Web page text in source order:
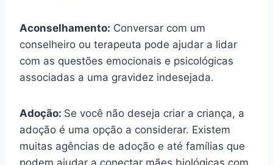
Aconselhamento: Conversar com um
conselheiro ou terapeuta pode ajudar a lidar
com as questões emocionais e psicológicas
associadas a uma gravidez indesejada.
Adoção: Se você não deseja criar a criança, a
adoção é uma opção a considerar. Existem
muitas agências de adoção e até famílias que
podem ajudar a conectar mães biológicas com